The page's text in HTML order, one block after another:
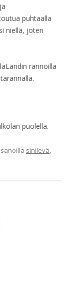
puhtaalla
niellä, joten
rannoilla
puolella.
sinilevä,